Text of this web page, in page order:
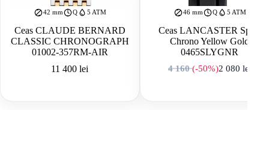
42 mm Q 5 ATM
Ceas CLAUDE BERNARD
CLASSIC CHRONOGRAPH
01002-357RM-AIR
11 400lei
46 mm Q 5 ATM
Ceas LANCASTER Sport
Chrono Yellow Gold
0465SLYGNR
4 160(-50%)
Prețul inițial a
2 080 lei
Prețul curent